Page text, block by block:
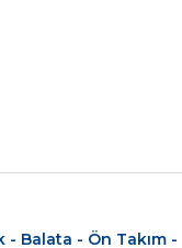
öneri formunu
- Balata - Ön Takım -